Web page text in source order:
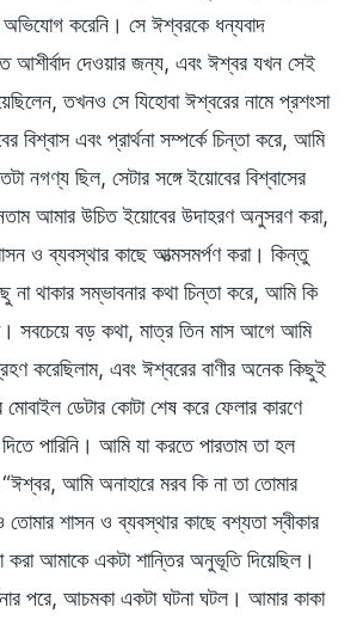
করেনি। সে ঈশ্বরকে ধন্যবাদ
আশীর্বাদ দেওয়ার জন্য, এবং ঈশ্বর যখন সেই
তখনও সে যিহোবা ঈশ্বরের নামে প্রশংসা
বিশ্বাস এবং প্রার্থনা সম্পর্কে চিন্তা করে, আমি
নগণ্য ছিল, সেটার সঙ্গে ইয়োবের বিশ্বাসের
আমার উচিত ইয়োবের উদাহরণ অনুসরণ করা,
ও ব্যবস্থার কাছে আত্মসমর্পণ করা। কিন্তু
না থাকার সম্ভাবনার কথা চিন্তা করে, আমি কি
সবচেয়ে বড় কথা, মাত্র তিন মাস আগে আমি
করেছিলাম, এবং ঈশ্বরের বাণীর অনেক কিছুই
ডেটার কোটা শেষ করে ফেলার কারণে
পারিনি। আমি যা করতে পারতাম তা হল
আমি অনাহারে মরব কি না তা তোমার
শাসন ও ব্যবস্থার কাছে বশ্যতা স্বীকার
করা আমাকে একটা শান্তির অনুভূতি দিয়েছিল।
পরে, আচমকা একটা ঘটনা ঘটল। আমার কাকা